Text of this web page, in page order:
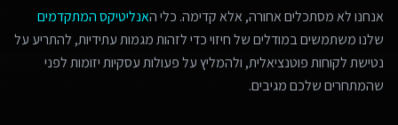
אנחנו לא מסתכלים אחורה, אלא קדימה. כלי האנליטיקס המתקדמים
שלנו משתמשים במודלים של חיזוי כדי לזהות מגמות עתידיות, להתריע על
נטישת לקוחות פוטנציאלית, ולהמליץ על פעולות עסקיות יזומות לפני
שהמתחרים שלכם מגיבים.